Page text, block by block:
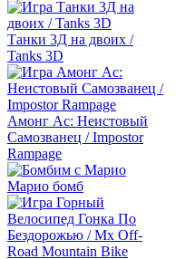
Танки 3Д на двоих /
Tanks 3D
Амонг Ас: Неистовый
Самозванец / Impostor
Rampage
Марио бомб